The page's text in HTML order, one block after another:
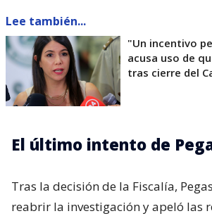
Lee también...
"Un incentivo
acusa uso de
tras cierre del
El último intento de
Tras la decisión de la Fiscalía,
reabrir la investigación y apeló las